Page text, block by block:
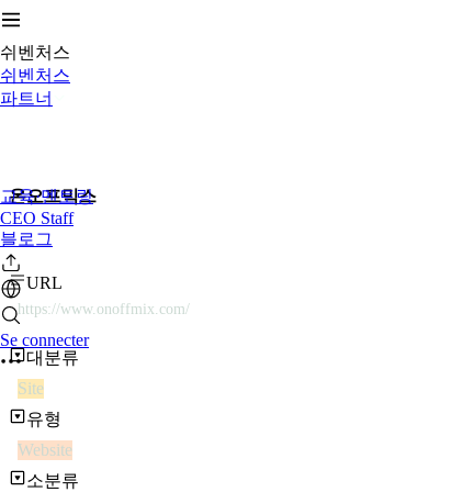
쉬벤처스
쉬벤처스
파트너
교육·멘토링
CEO Staff
블로그
Se connecter
온오프믹스
URL
https://www.onoffmix.com/
대분류
Site
유형
Website
소분류